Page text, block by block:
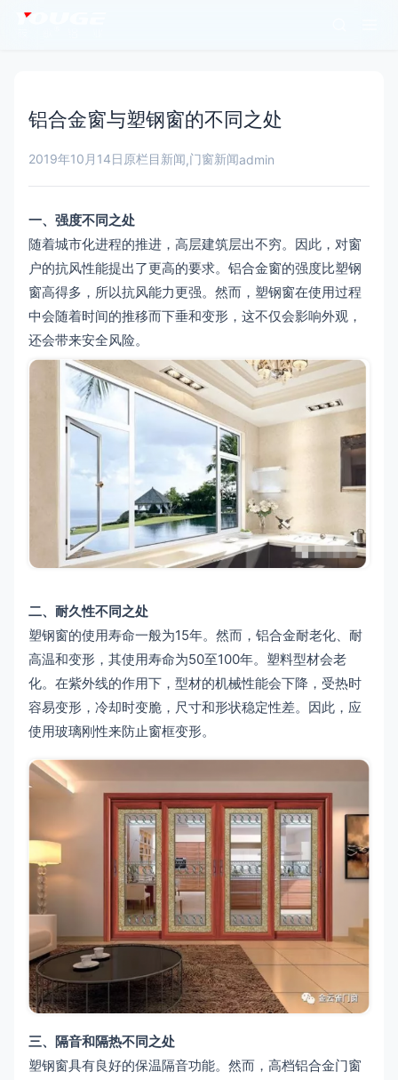
铝合金窗与塑钢窗的不同之处
2019年10月14日 原栏目新闻,门窗新闻admin
一、强度不同之处
随着城市化进程的推进，高层建筑层出不穷。因此，对窗
户的抗风性能提出了更高的要求。铝合金窗的强度比塑钢
窗高得多，所以抗风能力更强。然而，塑钢窗在使用过程
中会随着时间的推移而下垂和变形，这不仅会影响外观，
还会带来安全风险。
二、耐久性不同之处
塑钢窗的使用寿命一般为15年。然而，铝合金耐老化、耐
高温和变形，其使用寿命为50至100年。塑料型材会老
化。在紫外线的作用下，型材的机械性能会下降，受热时
容易变形，冷却时变脆，尺寸和形状稳定性差。因此，应
使用玻璃刚性来防止窗框变形。
三、隔音和隔热不同之处
塑钢窗具有良好的保温隔音功能。然而，高档铝合金门窗